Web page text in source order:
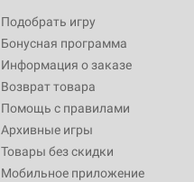
Подобрать игру
Бонусная программа
Информация о заказе
Возврат товара
Помощь с правилами
Архивные игры
Товары без скидки
Мобильное приложение